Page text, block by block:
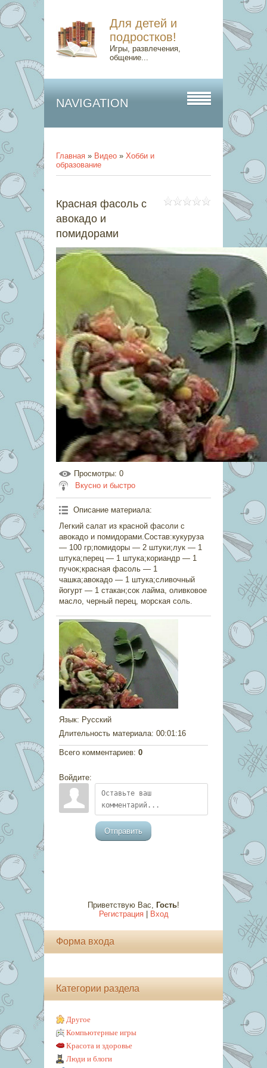
Для детей и
подростков!
Игры, развлечения,
общение...
NAVIGATION
Главная » Видео » Хобби и
образование
Красная фасоль с
авокадо и
помидорами
Просмотры: 0
Вкусно и быстро
Описание материала:
Легкий салат из красной фасоли с
авокадо и помидорами.Состав:кукуруза
— 100 гр;помидоры — 2 штуки;лук — 1
штука;перец — 1 штука;кориандр — 1
пучок;красная фасоль — 1
чашка;авокадо — 1 штука;сливочный
йогурт — 1 стакан;сок лайма, оливковое
масло, черный перец, морская соль.
Язык: Русский
Длительность материала: 00:01:16
Всего комментариев: 0
Войдите:
Отправить
Приветствую Вас, Гость!
Регистрация| Вход
Форма входа
Категории раздела
Другое
Компьютерные игры
Красота и здоровье
Люди и блоги